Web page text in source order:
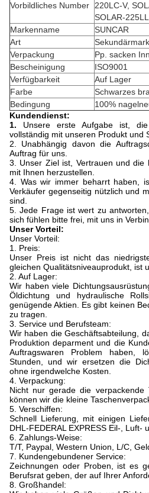
Vorbildliches Number
220LC-V,
SOLAR-
Markenname
SUNCAR
Art
Verpackung
Pp. sacken
Bescheinigung
ISO9001
Verfügbarkeit
Auf Lager
Farbe
Schwarzes
Bedingung
100%
Kundendienst:
1. Unsere erste Aufgabe ist,
vollständig mit unseren Produkt und
2. Unabhängig davon die
Auftrag für uns.
3. Unser Ziel ist, Vertrauen und die
mit Ihnen herzustellen.
4. Was wir immer beharrt haben,
Verkäufer gegenseitig nützlich und
sind.
5. Jede Frage ist wert zu
sich fühlen bitte frei, mit uns in
Unser Vorteil:
Unser Vorteil:
1. Preis:
Unser Preis ist nicht das
gleichen Qualitätsniveauprodukt, ist
2. Auf Lager:
Wir haben viele
Öldichtung und hydraulische
genügende Aktien. Es gibt keinen
zu tragen.
3. Service und Berufsteam:
Wir haben die Geschäftsabteilung,
Produktion deparment und die
Auftragswaren Problem haben,
Stunden, und wir ersetzen die
ohne irgendwelche Kosten.
4. Verpackung:
Nicht nur gerade die verpackende
können wir die kleine
5. Verschiffen:
Schnell Lieferung, mit einigen
DHL-FEDERAL EXPRESS Eil-, Luft-
6. Zahlungs-Weise:
T/T, Paypal, Western Union, L/C,
7. Kundengebundener Service:
Zeichnungen oder Proben, ist es
Berufsrat geben, der auf Ihrer
8. Großhandel: